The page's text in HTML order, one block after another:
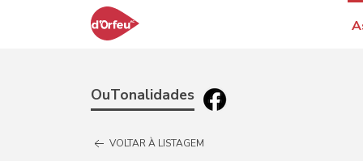
OuTonalidades
VOLTAR À LISTAGEM